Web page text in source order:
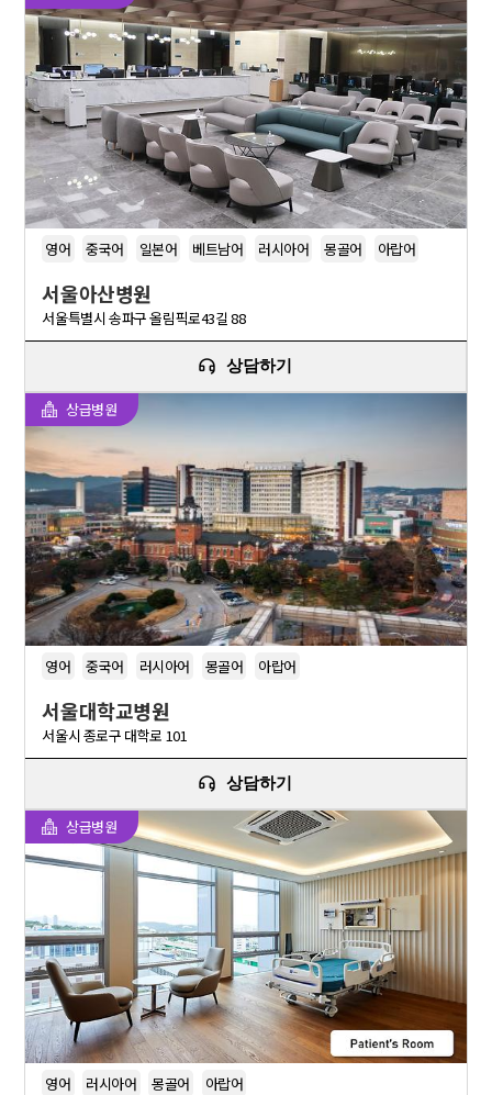
영어 중국어 일본어 베트남어 러시아어 몽골어 아랍어
서울아산병원
서울특별시 송파구 올림픽로43길 88
상담하기
상급병원
영어 중국어 러시아어 몽골어 아랍어
서울대학교병원
서울시 종로구 대학로 101
상담하기
상급병원
영어 러시아어 몽골어 아랍어